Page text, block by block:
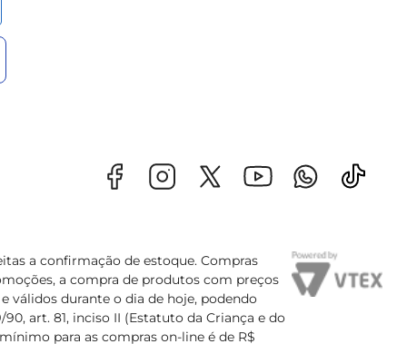
a confirmação de estoque. Compras
a compra de produtos com preços
válidos durante o dia de hoje, podendo
art. 81, inciso II (Estatuto da Criança e do
para as compras on-line é de R$